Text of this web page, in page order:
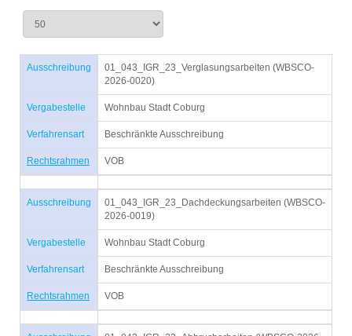
Ausschreibung
01_043_IGR_23_Verglasungsarbeiten (WBSCO-
2026-0020)
Vergabestelle Wohnbau Stadt Coburg
Verfahrensart Beschränkte Ausschreibung
Rechtsrahmen VOB
Ausschreibung
01_043_IGR_23_Dachdeckungsarbeiten (WBSCO-
2026-0019)
Vergabestelle Wohnbau Stadt Coburg
Verfahrensart Beschränkte Ausschreibung
Rechtsrahmen VOB